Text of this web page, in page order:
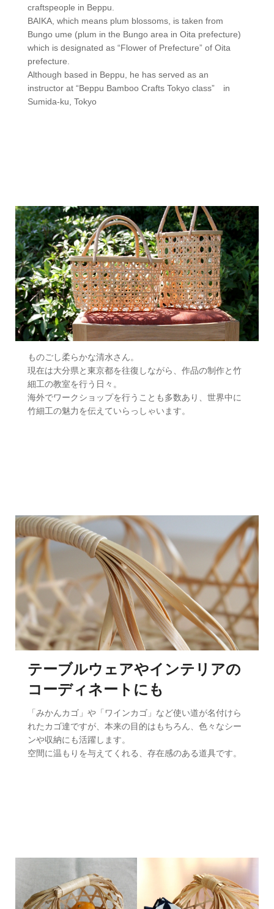
craftspeople in Beppu.
BAIKA, which means plum blossoms, is taken from
Bungo ume (plum in the Bungo area in Oita prefecture)
which is designated as “Flower of Prefecture” of Oita
prefecture.
Although based in Beppu, he has served as an
instructor at “Beppu Bamboo Crafts Tokyo class” in
Sumida-ku, Tokyo
ものごし柔らかな清水さん。
現在は大分県と東京都を往復しながら、作品の制作と竹
細工の教室を行う日々。
海外でワークショップを行うことも多数あり、世界中に
竹細工の魅力を伝えていらっしゃいます。
テーブルウェアやインテリアの
コーディネートにも
「みかんカゴ」や「ワインカゴ」など使い道が名付けら
れたカゴ達ですが、本来の目的はもちろん、色々なシー
ンや収納にも活躍します。
空間に温もりを与えてくれる、存在感のある道具です。